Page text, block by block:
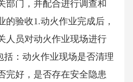
部门，并配合进行调查和
的验收1.动火作业完成后，
人员对动火作业现场进行
括：动火作业现场是否清理
完好，是否存在安全隐患